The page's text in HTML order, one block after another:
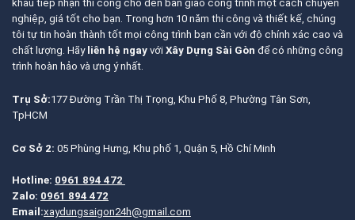
khâu tiếp nhận thi công cho đến bàn giao công trình một cách chuyên
nghiệp, giá tốt cho bạn. Trong hơn 10 năm thi công và thiết kế, chúng
tôi tự tin hoàn thành tốt mọi công trình bạn cần với độ chính xác cao và
chất lượng. Hãy liên hệ ngay với Xây Dựng Sài Gòn để có những công
trình hoàn hảo và ưng ý nhất.
Trụ Sở:177 Đường Trần Thị Trọng, Khu Phố 8, Phường Tân Sơn,
TpHCM
Cơ Sở 2: 05 Phùng Hưng, Khu phố 1, Quận 5, Hồ Chí Minh
Hotline: 0961 894 472
Zalo: 0961 894 472
Email:xaydungsaigon24h@gmail.com